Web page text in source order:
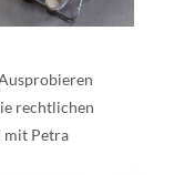
rechtlichen
mit Petra